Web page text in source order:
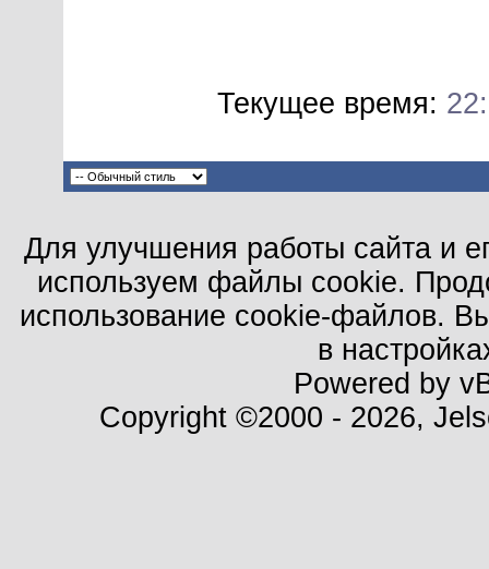
Текущее время:
Для улучшения работы сайта и
используем файлы cookie.
использование cookie-файлов.
в
Powered by
Copyright ©2000 - 2026,